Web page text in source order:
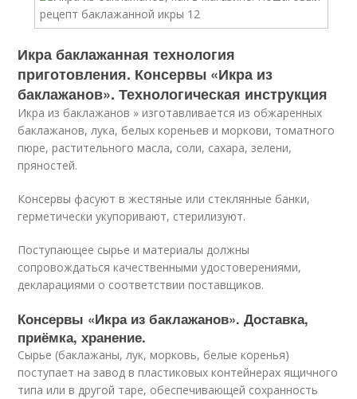
Икра баклажанная технология
приготовления. Консервы «Икра из
баклажанов». Технологическая инструкция
Икра из баклажанов » изготавливается из обжаренных
баклажанов, лука, белых кореньев и моркови, томатного
пюре, растительного масла, соли, сахара, зелени,
пряностей.
Консервы фасуют в жестяные или стеклянные банки,
герметически укупоривают, стерилизуют.
Поступающее сырье и материалы должны
сопровождаться качественными удостоверениями,
декларациями о соответствии поставщиков.
Консервы «Икра из баклажанов». Доставка,
приёмка, хранение.
Сырье (баклажаны, лук, морковь, белые коренья)
поступает на завод в пластиковых контейнерах ящичного
типа или в другой таре, обеспечивающей сохранность